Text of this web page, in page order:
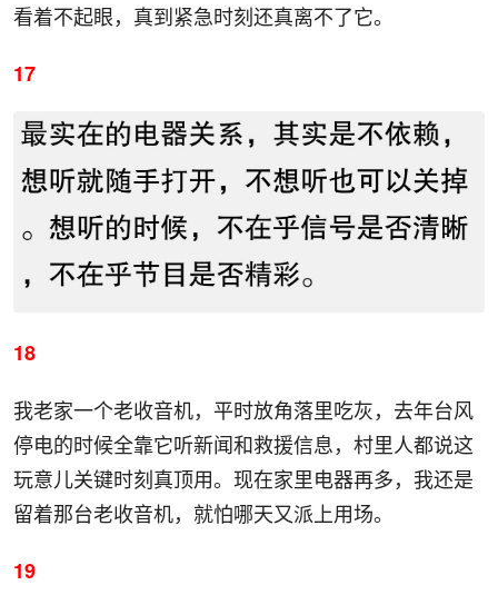
看着不起眼，真到紧急时刻还真离不了它。
17
18
我老家一个老收音机，平时放角落里吃灰，去年台风
停电的时候全靠它听新闻和救援信息，村里人都说这
玩意儿关键时刻真顶用。现在家里电器再多，我还是
留着那台老收音机，就怕哪天又派上用场。
19